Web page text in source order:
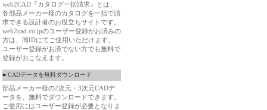
web2CAD『カタログ一括請求』とは、
各部品メーカー様のカタログを一括で請
求できる設計者のお役立ちサイトです。
web2cad.co.jpのユーザー登録がお済みの
方は、同IDにてご使用いただけます。
ユーザー登録がお済でない方でも無料で
登録がおこなえます。
■ CADデータを無料ダウンロード
部品メーカー様の2次元・3次元CADデ
ータを、無料でダウンロードできます。
ご使用にはユーザー登録が必要となりま